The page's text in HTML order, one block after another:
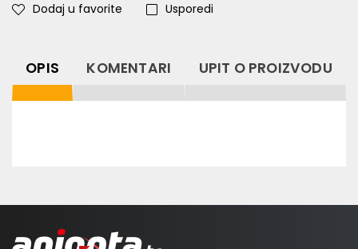
Dodaj u favorite Usporedi
OPIS KOMENTARI UPIT O PROIZVODU